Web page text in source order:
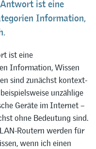
Antwort ist eine
Information,
ist eine
Information, Wissen
sind zunächst kontext-
unzählige
Geräte im Internet –
ohne Bedeutung sind.
Routern werden für
wenn ich einen